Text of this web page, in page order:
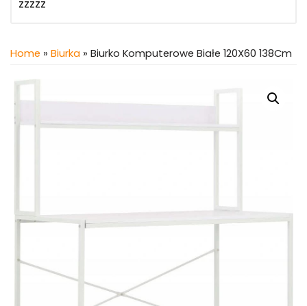
zzzzz
Home » Biurka » Biurko Komputerowe Białe 120X60 138Cm